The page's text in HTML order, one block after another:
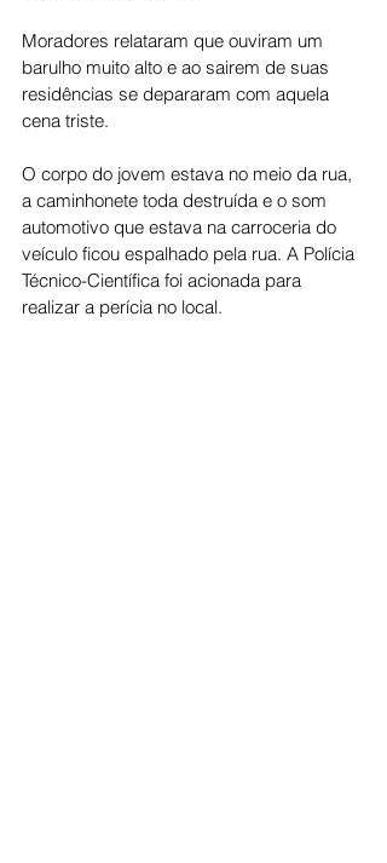
Moradores relataram que ouviram um
barulho muito alto e ao sairem de suas
residências se depararam com aquela
cena triste.
O corpo do jovem estava no meio da rua,
a caminhonete toda destruída e o som
automotivo que estava na carroceria do
veículo ficou espalhado pela rua. A Polícia
Técnico-Científica foi acionada para
realizar a perícia no local.